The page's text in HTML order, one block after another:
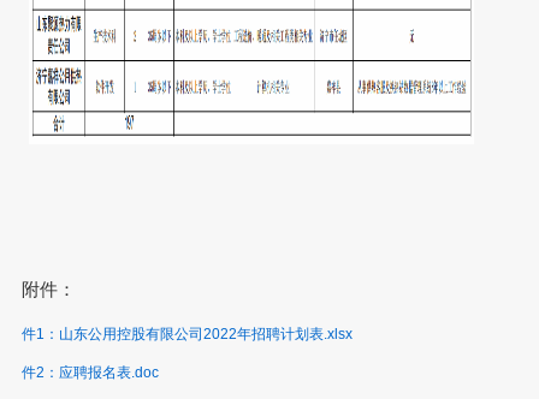
附件：
附件1：山东公用控股有限公司2022年招聘计划表.xlsx
附件2：应聘报名表.doc